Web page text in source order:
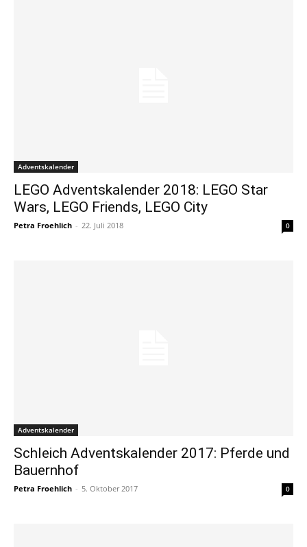
Adventskalender
LEGO Adventskalender 2018: LEGO Star
Wars, LEGO Friends, LEGO City
Petra Froehlich - 22. Juli 2018 0
Adventskalender
Schleich Adventskalender 2017: Pferde und
Bauernhof
Petra Froehlich - 5. Oktober 2017 0